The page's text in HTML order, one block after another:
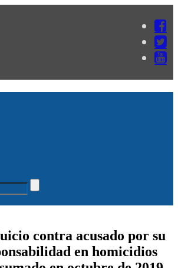
contra acusado por su
en homicidios